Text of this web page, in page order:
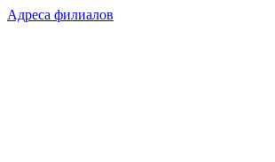
Адреса филиалов